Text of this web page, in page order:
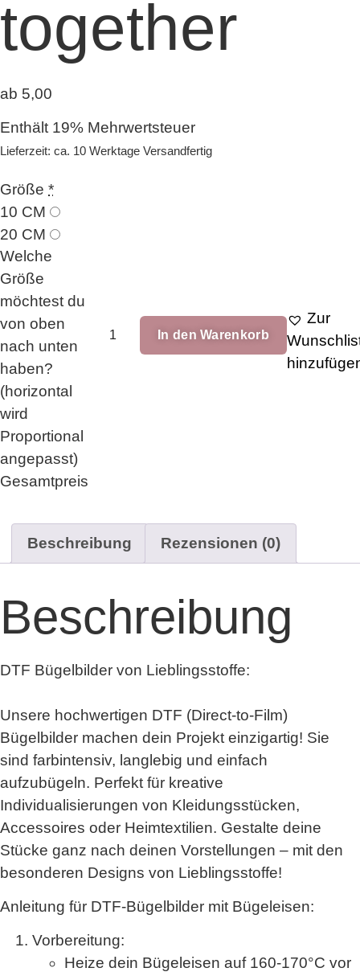
together
ab 5,00
Enthält 19% Mehrwertsteuer
Lieferzeit: ca. 10 Werktage Versandfertig
Größe *
10 CM
20 CM
Welche
Größe
möchtest du
von oben
nach unten
haben?
(horizontal
wird
Proportional
angepasst)
Gesamtpreis
keep
In den Warenkorb
Zur
Beschreibung Rezensionen (0)
Beschreibung
DTF Bügelbilder von Lieblingsstoffe:
Unsere hochwertigen DTF (Direct-to-Film)
Bügelbilder machen dein Projekt einzigartig! Sie
sind farbintensiv, langlebig und einfach
aufzubügeln. Perfekt für kreative
Individualisierungen von Kleidungsstücken,
Accessoires oder Heimtextilien. Gestalte deine
Stücke ganz nach deinen Vorstellungen – mit den
besonderen Designs von Lieblingsstoffe!
Anleitung für DTF-Bügelbilder mit Bügeleisen:
Vorbereitung:
Heize dein Bügeleisen auf 160-170°C vor